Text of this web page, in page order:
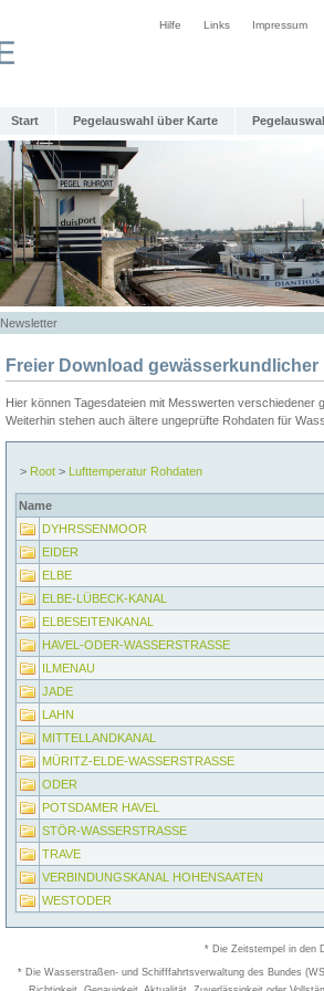
Hilfe Links Impressum
Start Pegelauswahl über Karte
Newsletter
Freier Download gewässerkundlicher
Hier können Tagesdateien mit Messwerten verschiedener
Weiterhin stehen auch ältere ungeprüfte Rohdaten für
> Root > Lufttemperatur Rohdaten
Name
DYHRSSENMOOR
EIDER
ELBE
ELBE-LÜBECK-KANAL
ELBESEITENKANAL
HAVEL-ODER-WASSERSTRASSE
ILMENAU
JADE
LAHN
MITTELLANDKANAL
MÜRITZ-ELDE-WASSERSTRASSE
ODER
POTSDAMER HAVEL
STÖR-WASSERSTRASSE
TRAVE
VERBINDUNGSKANAL HOHENSAATEN
WESTODER
* Die Zeitstempel in den
* Die Wasserstraßen- und Schifffahrtsverwaltung des Bundes